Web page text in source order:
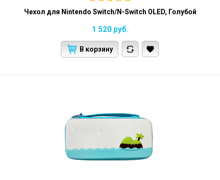
Чехол для Nintendo Switch/N-Switch OLED, Голубой
1 520 руб.
В корзину